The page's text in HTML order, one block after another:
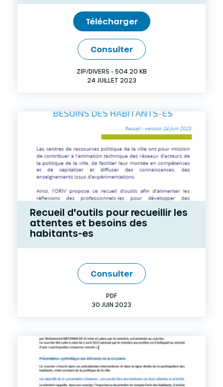
Télécharger
Consulter
ZIP/DIVERS - 504.20 KB
24 JUILLET 2023
Recueil d'outils pour recueillir les
attentes et besoins des
habitants-es
Consulter
PDF
30 JUIN 2023